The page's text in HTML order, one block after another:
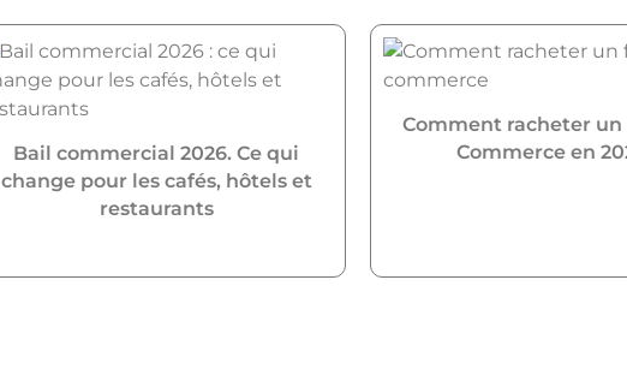
Bail commercial 2026. Ce qui
change pour les cafés, hôtels et
restaurants
Comment racheter un
Commerce en